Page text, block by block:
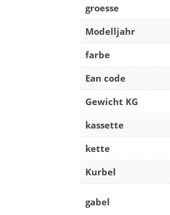
groesse
Modelljahr
farbe
Ean code
Gewicht KG
kassette
kette
Kurbel
gabel